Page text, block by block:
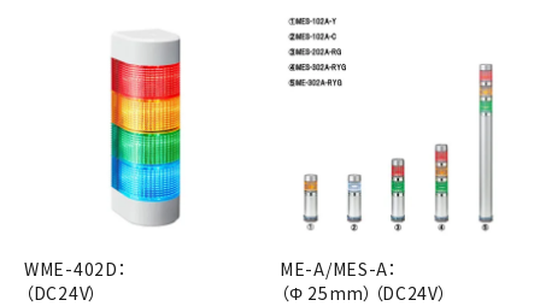
パトライトカタログ
WME-402D：
（DC24V）
ME-A/MES-A：
（Φ 25mm）（DC24V）